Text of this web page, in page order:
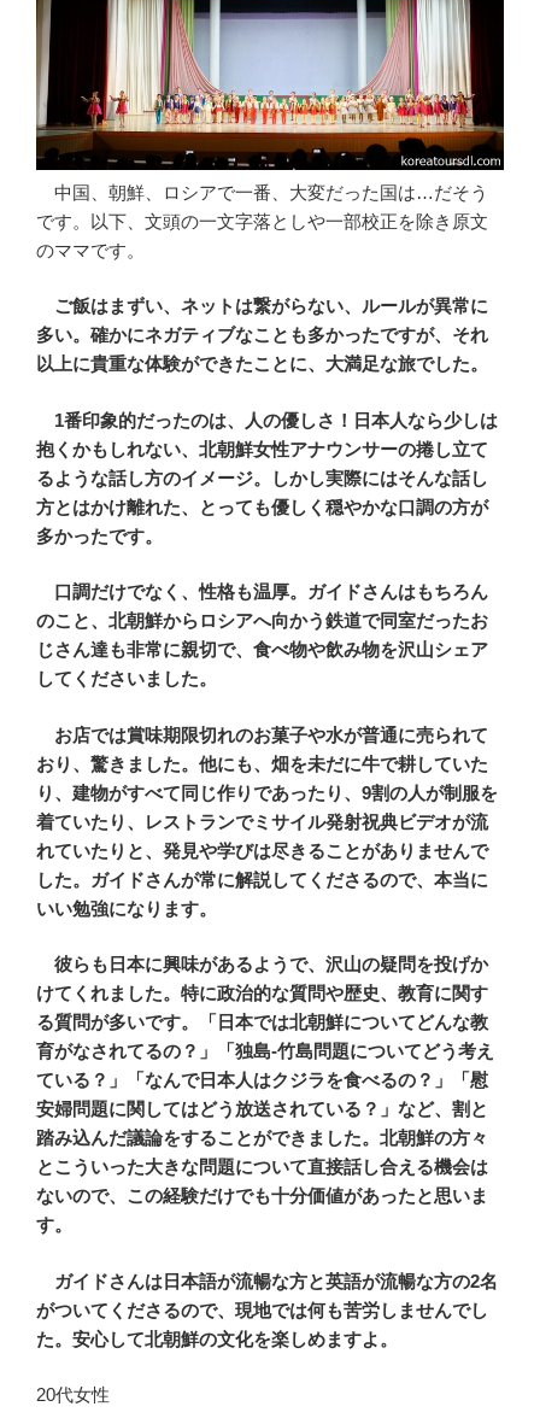
中国、朝鮮、ロシアで一番、大変だった国は…だそう
です。以下、文頭の一文字落としや一部校正を除き原文
のママです。
ご飯はまずい、ネットは繋がらない、ルールが異常に
多い。確かにネガティブなことも多かったですが、それ
以上に貴重な体験ができたことに、大満足な旅でした。
1番印象的だったのは、人の優しさ！日本人なら少しは
抱くかもしれない、北朝鮮女性アナウンサーの捲し立て
るような話し方のイメージ。しかし実際にはそんな話し
方とはかけ離れた、とっても優しく穏やかな口調の方が
多かったです。
口調だけでなく、性格も温厚。ガイドさんはもちろん
のこと、北朝鮮からロシアへ向かう鉄道で同室だったお
じさん達も非常に親切で、食べ物や飲み物を沢山シェア
してくださいました。
お店では賞味期限切れのお菓子や水が普通に売られて
おり、驚きました。他にも、畑を未だに牛で耕していた
り、建物がすべて同じ作りであったり、9割の人が制服を
着ていたり、レストランでミサイル発射祝典ビデオが流
れていたりと、発見や学びは尽きることがありませんで
した。ガイドさんが常に解説してくださるので、本当に
いい勉強になります。
彼らも日本に興味があるようで、沢山の疑問を投げか
けてくれました。特に政治的な質問や歴史、教育に関す
る質問が多いです。「日本では北朝鮮についてどんな教
育がなされてるの？」「独島-竹島問題についてどう考え
ている？」「なんで日本人はクジラを食べるの？」「慰
安婦問題に関してはどう放送されている？」など、割と
踏み込んだ議論をすることができました。北朝鮮の方々
とこういった大きな問題について直接話し合える機会は
ないので、この経験だけでも十分価値があったと思いま
す。
ガイドさんは日本語が流暢な方と英語が流暢な方の2名
がついてくださるので、現地では何も苦労しませんでし
た。安心して北朝鮮の文化を楽しめますよ。
20代女性